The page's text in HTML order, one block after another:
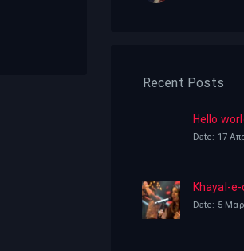
Recent Posts
Hello
Date: 17
Khayal-
Date: 5